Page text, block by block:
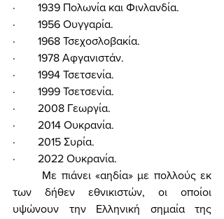
·        1939 Πολωνία και Φινλανδία.
·        1956 Ουγγαρία.
·        1968 Τσεχοσλοβακία.
·        1978 Αφγανιστάν.
·        1994 Τσετσενία.
·        1999 Τσετσενία.
·        2008 Γεωργία.
·        2014 Ουκρανία.
·        2015 Συρία.
·        2022 Ουκρανία.
των δήθεν εθνικιστών, οι οποίοι
υψώνουν την Ελληνική σημαία της